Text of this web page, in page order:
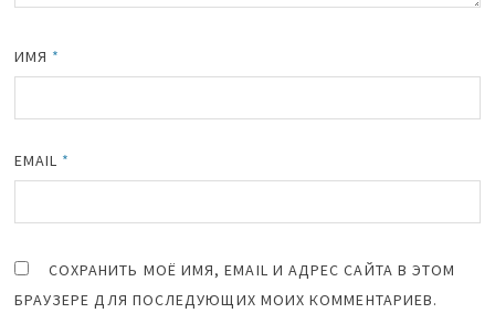
ИМЯ *
EMAIL *
СОХРАНИТЬ МОЁ ИМЯ, EMAIL И АДРЕС САЙТА В ЭТОМ
БРАУЗЕРЕ ДЛЯ ПОСЛЕДУЮЩИХ МОИХ КОММЕНТАРИЕВ.